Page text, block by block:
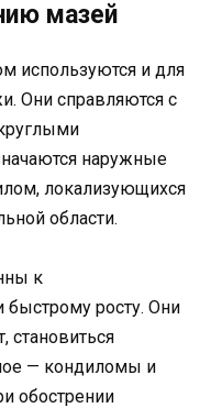
мазей
используются и для
Они справляются с
наружные
локализующихся
области.
к
росту. Они
становиться
— кондиломы и
обострении